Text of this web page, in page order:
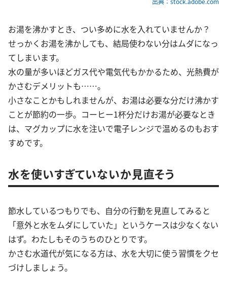
お湯を沸かすとき、つい多めに水を入れていませんか？
せっかくお湯を沸かしても、結局使わない分はムダになっ
てしまいます。
水の量が多いほどガス代や電気代もかかるため、光熱費が
かさむデメリットも……。
小さなことかもしれませんが、お湯は必要な分だけ沸かす
ことが節約の一歩。コーヒー1杯分だけお湯が必要なとき
は、マグカップに水を注いで電子レンジで温めるのもおす
すめです。
水を使いすぎていないか見直そう
節水しているつもりでも、自分の行動を見直してみると
「意外と水をムダにしていた」というケースは少なくない
はず。わたしもそのうちのひとりです。
かさむ水道代が気になる方は、水を大切に使う習慣をクセ
づけしましょう。